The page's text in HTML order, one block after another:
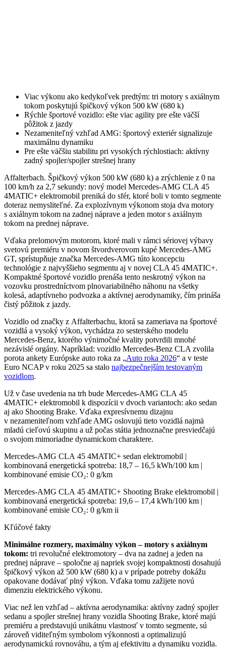
Viac výkonu ako kedykoľvek predtým: tri motory s axiálnym
tokom poskytujú špičkový výkon 500 kW (680 k)
Rýchle športové vozidlo: ešte viac agility pre ešte väčší
pôžitok z jazdy
Nezameniteľný vzhľad AMG: športový exteriér signalizuje
maximálnu dynamiku
Pre ešte väčšiu stabilitu pri vysokých rýchlostiach: aktívny
zadný spojler/spojler strešnej hrany
Affalterbach. Špičkový výkon 500 kW (680 k) a zrýchlenie z 0 na
100 km/h za 2,7 sekundy: nový model Mercedes-AMG CLA 45
4MATIC+ elektromobil preniká do sfér, ktoré boli v tomto segmente
doteraz nemysliteľné. Za explozívnym výkonom stoja dva motory
s axiálnym tokom na zadnej náprave a jeden motor s axiálnym
tokom na prednej náprave.
Vďaka prelomovým motorom, ktoré mali v rámci sériovej výbavy
svetovú premiéru v novom štvordverovom kupé Mercedes-AMG
GT, sprístupňuje značka Mercedes-AMG túto koncepciu
technológie z najvyššieho segmentu aj v novej CLA 45 4MATIC+.
Kompaktné športové vozidlo prenáša tento neskrotný výkon na
vozovku prostredníctvom plnovariabilného náhonu na všetky
kolesá, adaptívneho podvozka a aktívnej aerodynamiky, čím prináša
čistý pôžitok z jazdy.
Vozidlo od značky z Affalterbachu, ktorá sa zameriava na športové
vozidlá a vysoký výkon, vychádza zo sesterského modelu
Mercedes-Benz, ktorého výnimočné kvality potvrdili mnohé
nezávislé orgány. Napríklad: vozidlo Mercedes-Benz CLA zvolila
porota ankety Európske auto roka za „Auto roka 2026“ a v teste
Euro NCAP v roku 2025 sa stalo najbezpečnejším testovaným
vozidlom.
Už v čase uvedenia na trh bude Mercedes-AMG CLA 45
4MATIC+ elektromobil k dispozícii v dvoch variantoch: ako sedan
aj ako Shooting Brake. Vďaka expresívnemu dizajnu
v nezameniteľnom vzhľade AMG oslovujú tieto vozidlá najmä
mladú cieľovú skupinu a už počas státia jednoznačne presviedčajú
o svojom mimoriadne dynamickom charaktere.
Mercedes‑AMG CLA 45 4MATIC+ sedan elektromobil |
kombinovaná energetická spotreba: 18,7 – 16,5 kWh/100 km |
kombinované emisie CO₂: 0 g/km
Mercedes‑AMG CLA 45 4MATIC+ Shooting Brake elektromobil |
kombinovaná energetická spotreba: 19,6 – 17,4 kWh/100 km |
kombinované emisie CO₂: 0 g/km ii
Kľúčové fakty
Minimálne rozmery, maximálny výkon – motory s axiálnym
tokom: tri revolučné elektromotory – dva na zadnej a jeden na
prednej náprave – spoločne aj napriek svojej kompaktnosti dosahujú
špičkový výkon až 500 kW (680 k) a v prípade potreby dokážu
opakovane dodávať plný výkon. Vďaka tomu zažijete novú
dimenziu elektrického výkonu.
Viac než len vzhľad – aktívna aerodynamika: aktívny zadný spojler
sedanu a spojler strešnej hrany vozidla Shooting Brake, ktoré majú
premiéru a predstavujú unikátnu vlastnosť v tomto segmente, sú
zároveň viditeľným symbolom výkonnosti a optimalizujú
aerodynamickú rovnováhu, a tým aj efektivitu a dynamiku vozidla.